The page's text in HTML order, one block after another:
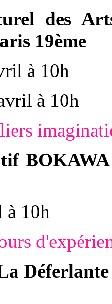
des
19ème
à 10h
à 10h
à 10h